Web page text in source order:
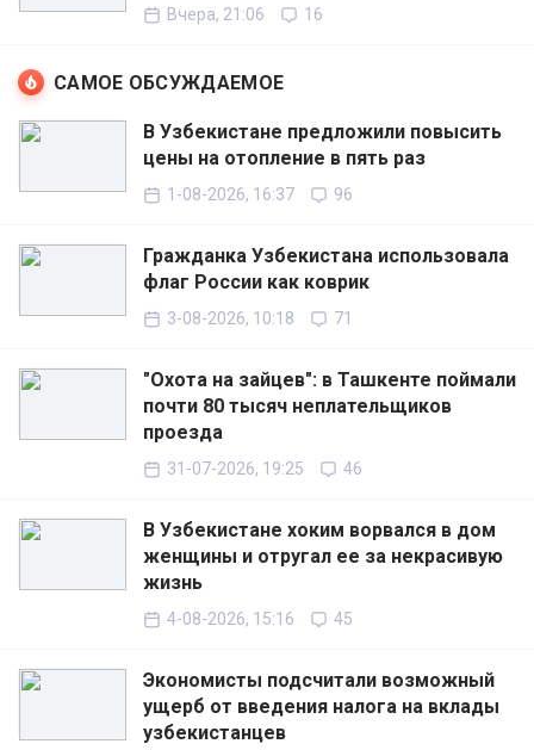
Вчера, 21:06 16
САМОЕ ОБСУЖДАЕМОЕ
В Узбекистане предложили повысить
цены на отопление в пять раз
1-08-2026, 16:37 96
Гражданка Узбекистана использовала
флаг России как коврик
3-08-2026, 10:18 71
"Охота на зайцев": в Ташкенте поймали
почти 80 тысяч неплательщиков
проезда
31-07-2026, 19:25 46
В Узбекистане хоким ворвался в дом
женщины и отругал ее за некрасивую
жизнь
4-08-2026, 15:16 45
Экономисты подсчитали возможный
ущерб от введения налога на вклады
узбекистанцев